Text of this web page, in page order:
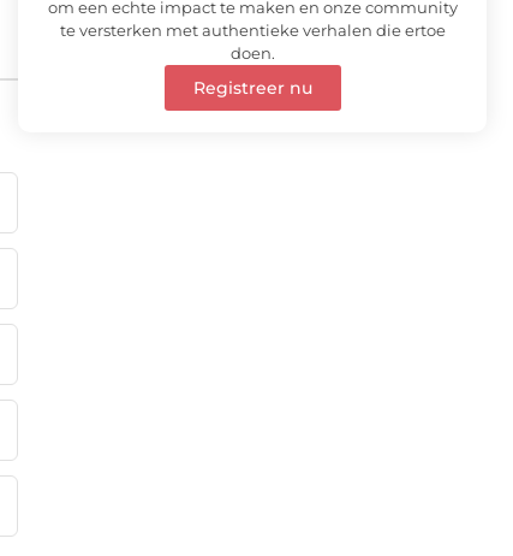
om een echte impact te maken en onze community
te versterken met authentieke verhalen die ertoe
doen.
Registreer nu